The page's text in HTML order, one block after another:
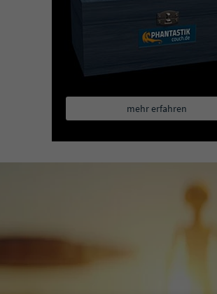
mehr erfahren